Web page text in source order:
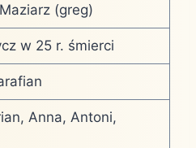
(greg)
w 25 r. śmierci
Anna, Antoni,